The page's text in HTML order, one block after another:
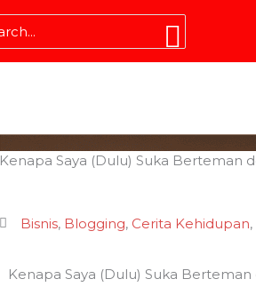
Kenapa Saya (Dulu) Suka Berteman
Bisnis, Blogging, Cerita Kehidupan,
Kenapa Saya (Dulu) Suka